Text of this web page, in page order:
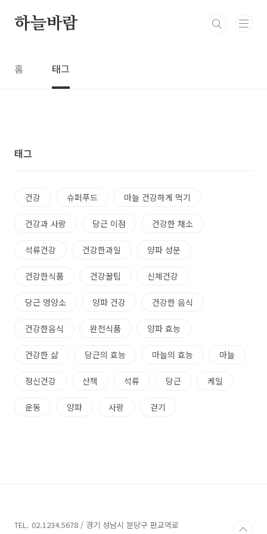
하늘바람
홈 태그
태그
건강 슈퍼푸드 마늘 건강하게 먹기
건강과 사랑 당근 이점 건강한 채소
석류건강 건강한과일 양파 성분
건강한식품 건강꿀팁 신체건강
당근 영양소 양파 건강 건강한 음식
건강한음식 완전식품 양파 효능
건강한 삶 당근의 효능 마늘의 효능 마늘
정신건강 산책 석류 당근 케일
운동 양파 사랑 걷기
TEL. 02.1234.5678 / 경기 성남시 분당구 판교역로